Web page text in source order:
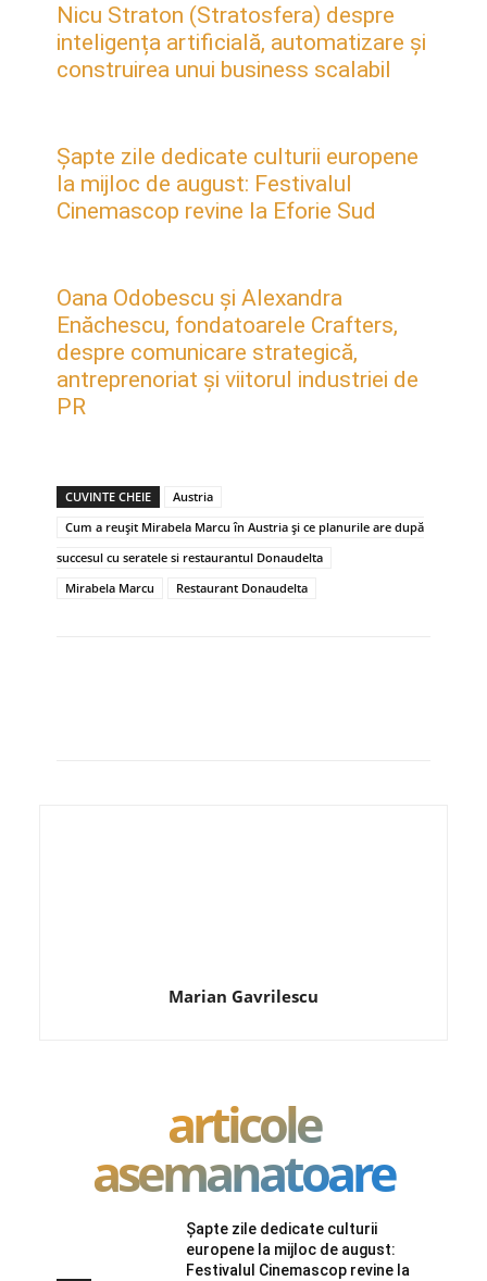
Nicu Straton (Stratosfera) despre
inteligența artificială, automatizare și
construirea unui business scalabil
Șapte zile dedicate culturii europene
la mijloc de august: Festivalul
Cinemascop revine la Eforie Sud
Oana Odobescu și Alexandra
Enăchescu, fondatoarele Crafters,
despre comunicare strategică,
antreprenoriat și viitorul industriei de
PR
CUVINTE CHEIE
Austria
Cum a reușit Mirabela Marcu în Austria și ce planurile are după
succesul cu seratele si restaurantul Donaudelta
Mirabela Marcu
Restaurant Donaudelta
Marian Gavrilescu
articole
asemanatoare
Șapte zile dedicate culturii
europene la mijloc de august:
Festivalul Cinemascop revine la